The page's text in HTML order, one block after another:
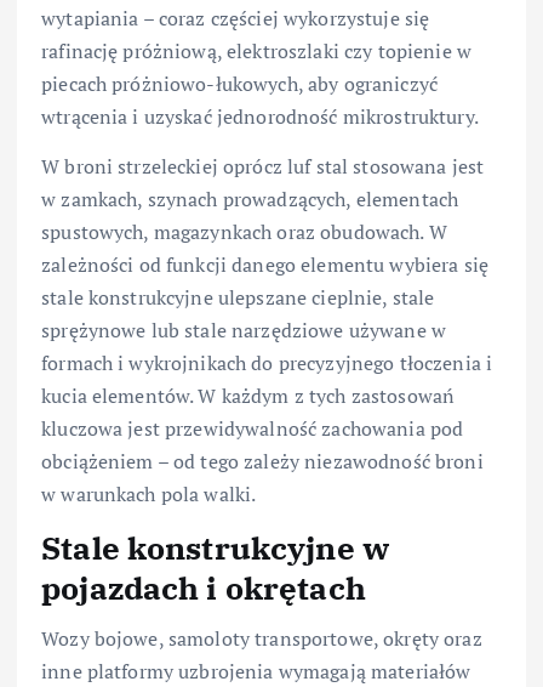
wytapiania – coraz częściej wykorzystuje się
rafinację próżniową, elektroszlaki czy topienie w
piecach próżniowo-łukowych, aby ograniczyć
wtrącenia i uzyskać jednorodność mikrostruktury.
W broni strzeleckiej oprócz luf stal stosowana jest
w zamkach, szynach prowadzących, elementach
spustowych, magazynkach oraz obudowach. W
zależności od funkcji danego elementu wybiera się
stale konstrukcyjne ulepszane cieplnie, stale
sprężynowe lub stale narzędziowe używane w
formach i wykrojnikach do precyzyjnego tłoczenia i
kucia elementów. W każdym z tych zastosowań
kluczowa jest przewidywalność zachowania pod
obciążeniem – od tego zależy niezawodność broni
w warunkach pola walki.
Stale konstrukcyjne w
pojazdach i okrętach
Wozy bojowe, samoloty transportowe, okręty oraz
inne platformy uzbrojenia wymagają materiałów